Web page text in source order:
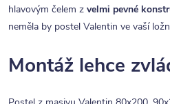
hlavovým čelem z velmi pevné
neměla by postel Valentin ve vaší
Montáž lehce